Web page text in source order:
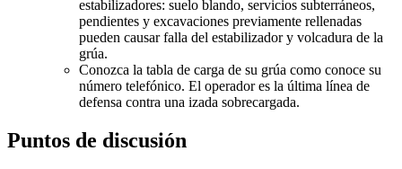
estabilizadores: suelo blando, servicios subterráneos,
pendientes y excavaciones previamente rellenadas
pueden causar falla del estabilizador y volcadura de la
grúa.
Conozca la tabla de carga de su grúa como conoce su
número telefónico. El operador es la última línea de
defensa contra una izada sobrecargada.
Puntos de discusión